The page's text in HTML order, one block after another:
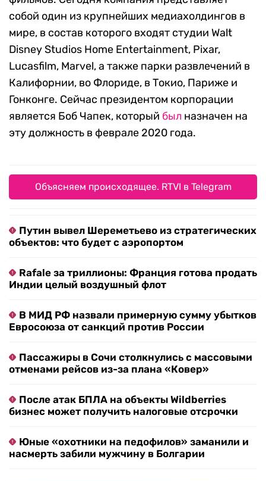
собой один из крупнейших медиахолдингов в
мире, в состав которого входят студии Walt
Disney Studios Home Entertainment, Pixar,
Lucasfilm, Marvel, а также парки развлечений в
Калифорнии, во Флориде, в Токио, Париже и
Гонконге. Сейчас президентом корпорации
является Боб Чапек, который был назначен на
эту должность в феврале 2020 года.
Объясняем происходящее. RTVI в Telegram
Путин вывел Шереметьево из стратегических
объектов: что будет с аэропортом
Rafale за триллионы: Франция готова продать
Индии целый воздушный флот
В МИД РФ назвали примерную сумму убытков
Евросоюза от санкций против России
Пассажиры в Сочи столкнулись с массовыми
отменами рейсов из-за плана «Ковер»
После атак БПЛА на объекты Wildberries
бизнес может получить налоговые отсрочки
Юные «охотники на педофилов» заманили и
насмерть забили мужчину в Болгарии